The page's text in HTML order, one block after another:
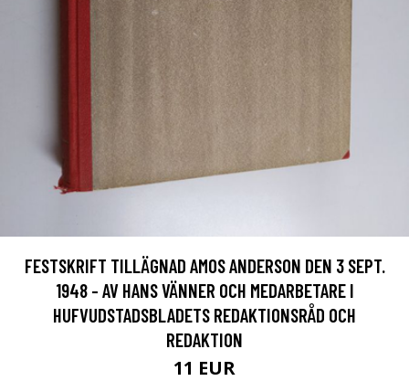
FESTSKRIFT TILLÄGNAD AMOS ANDERSON DEN 3 SEPT.
1948 - AV HANS VÄNNER OCH MEDARBETARE I
HUFVUDSTADSBLADETS REDAKTIONSRÅD OCH
REDAKTION
11 EUR